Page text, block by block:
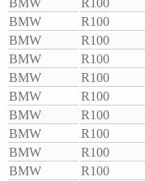
BMW
R100
BMW
R100
BMW
R100
BMW
R100
BMW
R100
BMW
R100
BMW
R100
BMW
R100
BMW
R100